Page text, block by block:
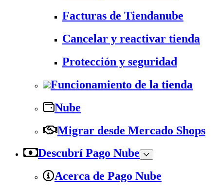
Facturas de Tiendanube
Cancelar y reactivar tienda
Protección y seguridad
Funcionamiento de la tienda
Nube
Migrar desde Mercado Shops
Descubrí Pago Nube
Acerca de Pago Nube